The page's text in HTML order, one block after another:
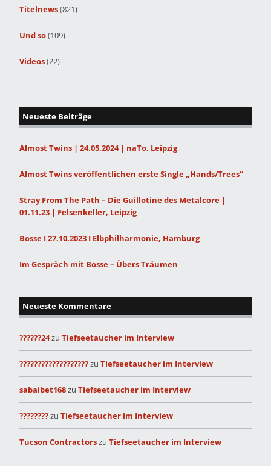
Titelnews(821)
Und so(109)
Videos(22)
Neueste Beiträge
Almost Twins | 24.05.2024 | naTo, Leipzig
Almost Twins veröffentlichen erste Single „Hands/Trees“
Stray From The Path – Die Guillotine des Metalcore |
01.11.23 | Felsenkeller, Leipzig
Bosse I 27.10.2023 I Elbphilharmonie, Hamburg
Im Gespräch mit Bosse – Übers Träumen
Neueste Kommentare
??????24zu Tiefseetaucher im Interview
???????????????????zu Tiefseetaucher im Interview
sabaibet168zu Tiefseetaucher im Interview
????????zu Tiefseetaucher im Interview
Tucson Contractorszu Tiefseetaucher im Interview